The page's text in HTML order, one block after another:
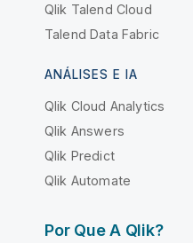
Qlik Talend Cloud
Talend Data Fabric
ANÁLISES E IA
Qlik Cloud Analytics
Qlik Answers
Qlik Predict
Qlik Automate
Por Que A Qlik?